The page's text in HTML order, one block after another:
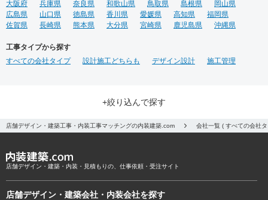
大阪府
兵庫県 奈良県 和歌山県 鳥取県 島根県
岡山県
広島県
山口県 徳島県 香川県 愛媛県 高知県
福岡県
佐賀県
長崎県 熊本県 大分県 宮崎県 鹿児島県 沖縄県
工事タイプから探す
すべての会社タイプ
設計施工どちらも デザイン設計 施工管理
+絞り込んで探す
店舗デザイン・建築工事・内装工事マッチングの内装建築.com 会社一覧 ( すべての会社
店舗デザイン・建築・内装・見積もりの、仕事依頼・受注サイト
店舗デザイン・建築会社・内装会社を探す